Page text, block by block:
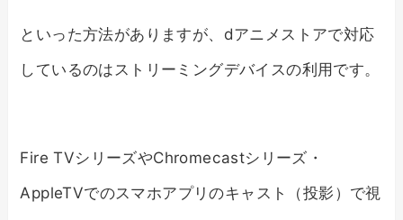
といった方法がありますが、dアニメストアで対応
しているのはストリーミングデバイスの利用です。
Fire TVシリーズやChromecastシリーズ・
AppleTVでのスマホアプリのキャスト（投影）で視